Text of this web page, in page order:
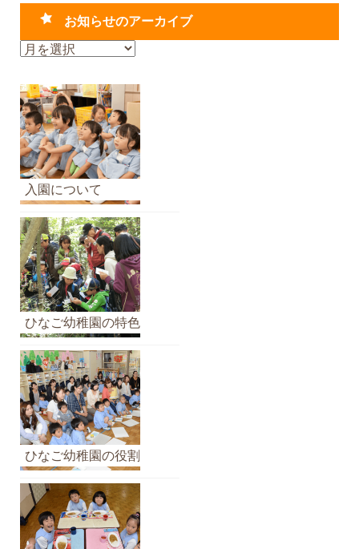
お知らせのアーカイブ
お
ら
せ
の
ア
ー
カ
イ
ブ
入園について
ひなご幼稚園の特色
ひなご幼稚園の役割